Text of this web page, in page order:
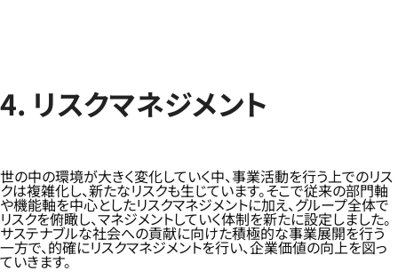
4. リスクマネジメント
世の中の環境が大きく変化していく中、事業活動を行う上でのリス
クは複雑化し、新たなリスクも生じています。そこで従来の部門軸
や機能軸を中心としたリスクマネジメントに加え、グループ全体で
リスクを俯瞰し、マネジメントしていく体制を新たに設定しました。
サステナブルな社会への貢献に向けた積極的な事業展開を行う
一方で、的確にリスクマネジメントを行い、企業価値の向上を図っ
ていきます。